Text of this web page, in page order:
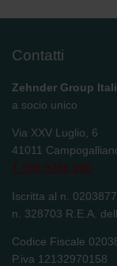
Contatti
Zehnder Group
a socio unico
Via XXV Luglio, 6
41011
T 059 9786 200
Iscritta al n.
n. 328703 R.E.A.
Codice Fiscale
P.iva 12132970158